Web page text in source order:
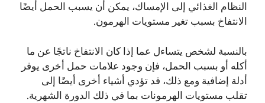
النظام الغذائي إلى الإمساك، يمكن أن يسبب الحمل أيضًا
الانتفاخ بسبب تغير مستويات الهرمون.
بالنسبة لشخص يتساءل عما إذا كان الانتفاخ ناتجًا عن ما
أكله أو بسبب الحمل، فإن وجود علامات حمل أخرى يوفر
أدلة إضافية ومع ذلك، قد تؤدي أشياء أخرى أيضًا إلى
تقلب مستويات الهرمونات بما في ذلك الدورة الشهرية.